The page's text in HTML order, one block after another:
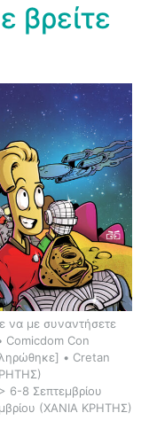
βρείτε
να με συναντήσετε
Comicdom Con
• Cretan
6-8 Σεπτεμβρίου
(ΧΑΝΙΑ ΚΡΗΤΗΣ)